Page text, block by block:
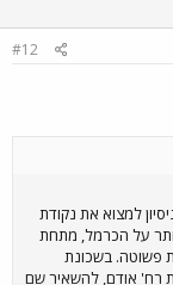
#12
למצוא את נקודת
על הכרמל, מתחת
פשוטה. בשכונת
רח' אודם, להשאיר שם